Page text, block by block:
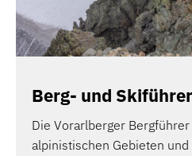
Berg- und Skiführer
Die Vorarlberger
alpinistischen Gebieten